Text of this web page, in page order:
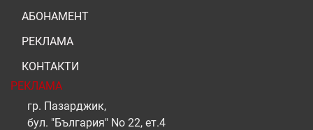
АБОНАМЕНТ
РЕКЛАМА
КОНТАКТИ
РЕКЛАМА
гр. Пазарджик,
бул. "България" No 22, ет.4